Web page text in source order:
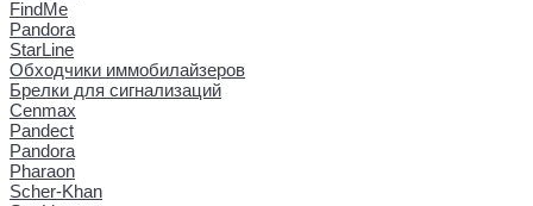
FindMe
Pandora
StarLine
Обходчики иммобилайзеров
Брелки для сигнализаций
Cenmax
Pandect
Pandora
Pharaon
Scher-Khan